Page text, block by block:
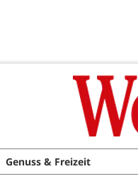
Genuss & Freizeit